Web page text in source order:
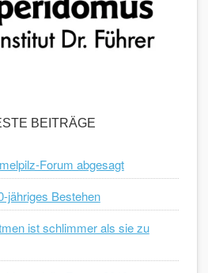
BEITRÄGE
Forum abgesagt
jähriges Bestehen
ist schlimmer als sie zu